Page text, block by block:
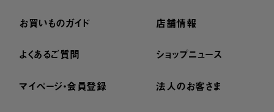
お買いものガイド
よくあるご質問
マイページ・会員登録
店舗情報
ショップニュース
法人のお客さま